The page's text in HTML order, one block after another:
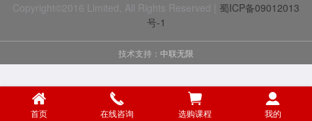
首页 在线咨询 选购课程 我的
Copyright©2016 Limited, All Rights Reserved | 蜀ICP备09012013
号-1
技术支持： 中联无限